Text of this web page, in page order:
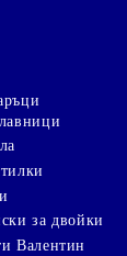
за двойки
Валентин